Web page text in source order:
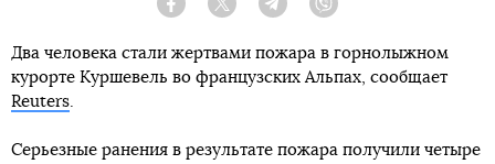
Facebook Twitter Telegram
Два человека стали жертвами пожара в горнолыжном
курорте Куршевель во французских Альпах, сообщает
Reuters.
Серьезные ранения в результате пожара получили четыре